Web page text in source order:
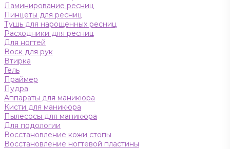
Ламинирование ресниц
Пинцеты для ресниц
Тушь для нарощенных ресниц
Расходники для ресниц
Для ногтей
Воск для рук
Втирка
Гель
Праймер
Пудра
Аппараты для маникюра
Кисти для маникюра
Пылесосы для маникюра
Для подологии
Восстановление кожи стопы
Восстановление ногтевой пластины